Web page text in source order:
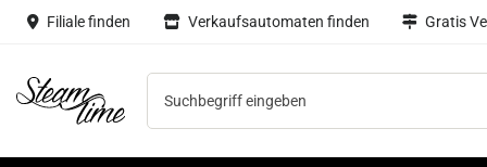
Filiale finden Verkaufsautomaten finden Gratis
Steam time